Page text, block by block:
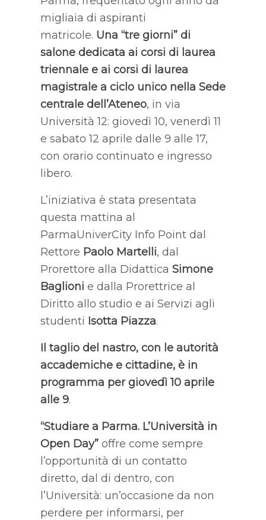
migliaia di aspiranti
matricole. Una “tre giorni” di
salone dedicata ai corsi di laurea
triennale e ai corsi di laurea
magistrale a ciclo unico nella Sede
centrale dell’Ateneo, in via
Università 12: giovedì 10, venerdì 11
e sabato 12 aprile dalle 9 alle 17,
con orario continuato e ingresso
libero.
L’iniziativa è stata presentata
questa mattina al
ParmaUniverCity Info Point dal
Rettore Paolo Martelli, dal
Prorettore alla Didattica Simone
Baglioni e dalla Prorettrice al
Diritto allo studio e ai Servizi agli
studenti Isotta Piazza.
Il taglio del nastro, con le autorità
accademiche e cittadine, è in
programma per giovedì 10 aprile
alle 9.
“Studiare a Parma. L’Università in
Open Day”offre come sempre
l’opportunità di un contatto
diretto, dal di dentro, con
l’Università: un’occasione da non
perdere per informarsi, per